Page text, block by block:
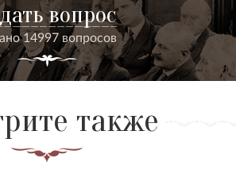
вопрос
14997 вопросов
также